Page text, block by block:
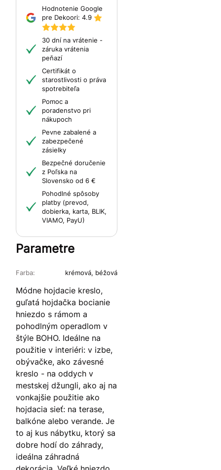
Hodnotenie Google
pre Dekoori: 4.9
30 dní na vrátenie -
záruka vrátenia
peňazí
Certifikát o
starostlivosti o práva
spotrebiteľa
Pomoc a
poradenstvo pri
nákupoch
Pevne zabalené a
zabezpečené
zásielky
Bezpečné doručenie
z Poľska na
Slovensko od 6 €
Pohodlné spôsoby
platby (prevod,
dobierka, karta, BLIK,
VIAMO, PayU)
Parametre
Farba: krémová, béžová
Módne hojdacie kreslo,
guľatá hojdačka bocianie
hniezdo s rámom a
pohodlným operadlom v
štýle BOHO. Ideálne na
použitie v interiéri: v izbe,
obývačke, ako závesné
kreslo - na oddych v
mestskej džungli, ako aj na
vonkajšie použitie ako
hojdacia sieť: na terase,
balkóne alebo verande. Je
to aj kus nábytku, ktorý sa
dobre hodí do záhrady,
ideálna záhradná